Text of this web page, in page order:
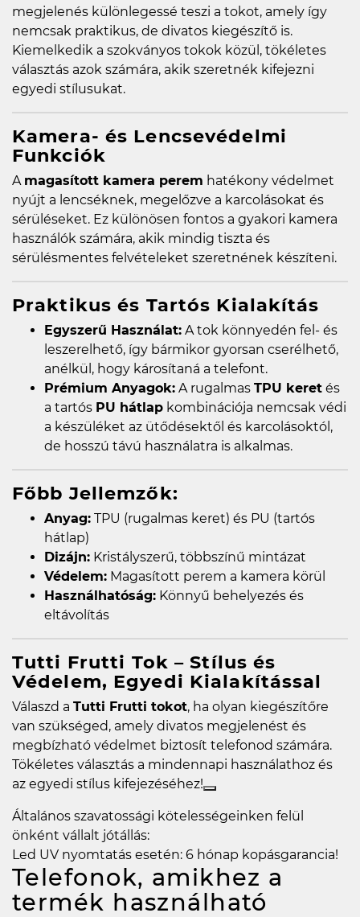
megjelenés különlegessé teszi a tokot, amely így
nemcsak praktikus, de divatos kiegészítő is.
Kiemelkedik a szokványos tokok közül, tökéletes
választás azok számára, akik szeretnék kifejezni
egyedi stílusukat.
Kamera- és Lencsevédelmi
Funkciók
A magasított kamera perem hatékony védelmet
nyújt a lencséknek, megelőzve a karcolásokat és
sérüléseket. Ez különösen fontos a gyakori kamera
használók számára, akik mindig tiszta és
sérülésmentes felvételeket szeretnének készíteni.
Praktikus és Tartós Kialakítás
Egyszerű Használat: A tok könnyedén fel- és
leszerelhető, így bármikor gyorsan cserélhető,
anélkül, hogy károsítaná a telefont.
Prémium Anyagok: A rugalmas TPU keret és
a tartós PU hátlap kombinációja nemcsak védi
a készüléket az ütődésektől és karcolásoktól,
de hosszú távú használatra is alkalmas.
Főbb Jellemzők:
Anyag: TPU (rugalmas keret) és PU (tartós
hátlap)
Dizájn: Kristályszerű, többszínű mintázat
Védelem: Magasított perem a kamera körül
Használhatóság: Könnyű behelyezés és
eltávolítás
Tutti Frutti Tok – Stílus és
Védelem, Egyedi Kialakítással
Válaszd a Tutti Frutti tokot, ha olyan kiegészítőre
van szükséged, amely divatos megjelenést és
megbízható védelmet biztosít telefonod számára.
Tökéletes választás a mindennapi használathoz és
az egyedi stílus kifejezéséhez!
Általános szavatossági kötelességeinken felül
önként vállalt jótállás:
Led UV nyomtatás esetén: 6 hónap kopásgarancia!
Telefonok, amikhez a
termék használható